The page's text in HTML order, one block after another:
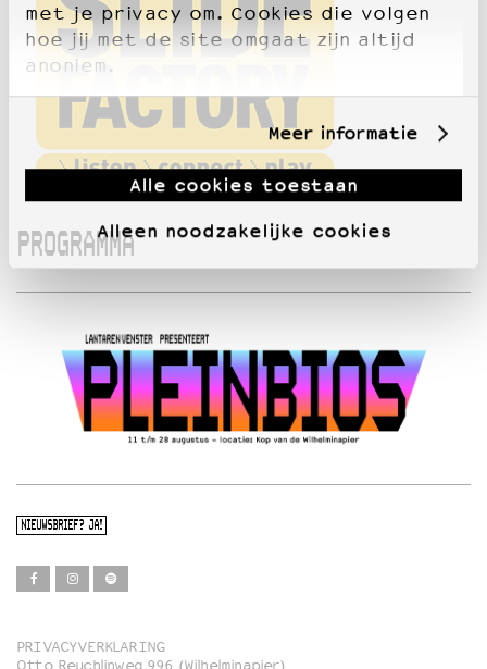
met je privacy om. Cookies die volgen
hoe jij met de site omgaat zijn altijd
anoniem.
Meer informatie
Alle cookies toestaan
Alleen noodzakelijke cookies
Duurzaamheid
Culturele boycot Israël
Ruimte voor artistieke vrijheid – VNPF
PROGRAMMA
NIEUWSBRIEF? JA!
PRIVACYVERKLARING